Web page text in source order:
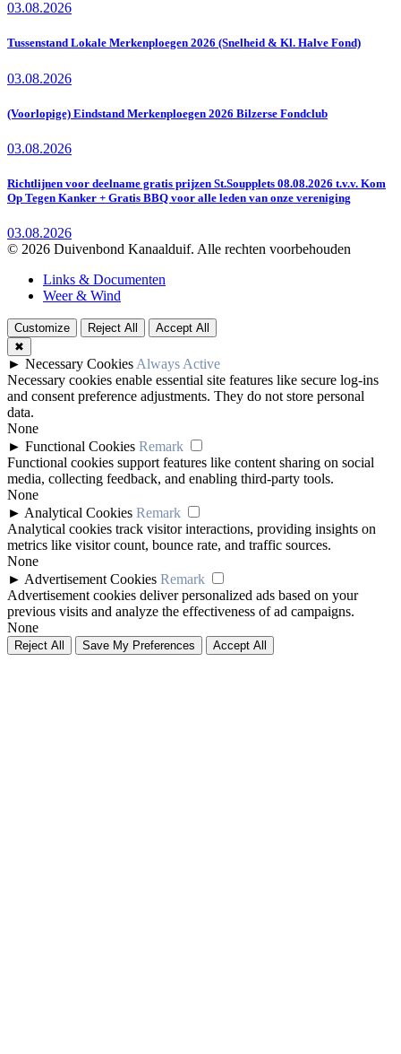
03.08.2026
Tussenstand Lokale Merkenploegen 2026 (Snelheid & Kl. Halve Fond)
03.08.2026
(Voorlopige) Eindstand Merkenploegen 2026 Bilzerse Fondclub
03.08.2026
Richtlijnen voor deelname gratis prijzen St.Soupplets 08.08.2026 t.v.v. Kom
Op Tegen Kanker + Gratis BBQ voor alle leden van onze vereniging
03.08.2026
© 2026 Duivenbond Kanaalduif. Alle rechten voorbehouden
Links & Documenten
Weer & Wind
Customize Reject All
Accept All
✖
► Necessary Cookies Always Active
Necessary cookies enable essential site features like secure log-ins
and consent preference adjustments. They do not store personal
data.
None
► Functional Cookies Remark
Functional cookies support features like content sharing on social
media, collecting feedback, and enabling third-party tools.
None
► Analytical Cookies Remark
Analytical cookies track visitor interactions, providing insights on
metrics like visitor count, bounce rate, and traffic sources.
None
► Advertisement Cookies Remark
Advertisement cookies deliver personalized ads based on your
previous visits and analyze the effectiveness of ad campaigns.
None
Reject All Save My Preferences Accept All